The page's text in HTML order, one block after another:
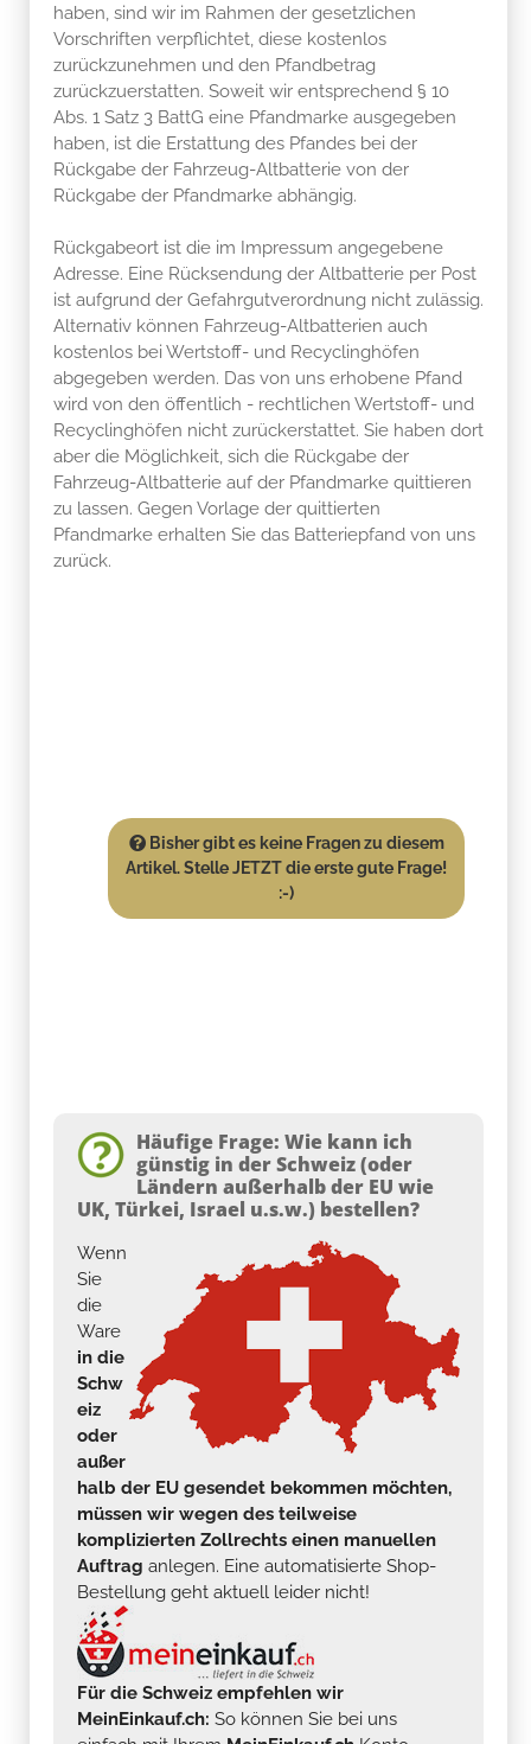
haben, sind wir im Rahmen der gesetzlichen
Vorschriften verpflichtet, diese kostenlos
zurückzunehmen und den Pfandbetrag
zurückzuerstatten. Soweit wir entsprechend § 10
Abs. 1 Satz 3 BattG eine Pfandmarke ausgegeben
haben, ist die Erstattung des Pfandes bei der
Rückgabe der Fahrzeug-Altbatterie von der
Rückgabe der Pfandmarke abhängig.
Rückgabeort ist die im Impressum angegebene
Adresse. Eine Rücksendung der Altbatterie per Post
ist aufgrund der Gefahrgutverordnung nicht zulässig.
Alternativ können Fahrzeug-Altbatterien auch
kostenlos bei Wertstoff- und Recyclinghöfen
abgegeben werden. Das von uns erhobene Pfand
wird von den öffentlich - rechtlichen Wertstoff- und
Recyclinghöfen nicht zurückerstattet. Sie haben dort
aber die Möglichkeit, sich die Rückgabe der
Fahrzeug-Altbatterie auf der Pfandmarke quittieren
zu lassen. Gegen Vorlage der quittierten
Pfandmarke erhalten Sie das Batteriepfand von uns
zurück.
Bisher gibt es keine Fragen zu diesem
Artikel. Stelle JETZT die erste gute Frage!
:-)
Häufige Frage: Wie kann ich
günstig in der Schweiz (oder
Ländern außerhalb der EU wie
UK, Türkei, Israel u.s.w.) bestellen?
Wenn
Sie
die
Ware
in die
Schw
eiz
oder
außer
halb der EU gesendet bekommen möchten,
müssen wir wegen des teilweise
komplizierten Zollrechts einen manuellen
Auftrag anlegen. Eine automatisierte Shop-
Bestellung geht aktuell leider nicht!
Für die Schweiz empfehlen wir
MeinEinkauf.ch: So können Sie bei uns